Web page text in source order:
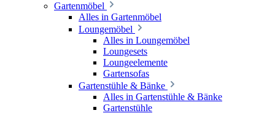
Gartenmöbel
Alles in Gartenmöbel
Loungemöbel
Alles in Loungemöbel
Loungesets
Loungeelemente
Gartensofas
Gartenstühle & Bänke
Alles in Gartenstühle & Bänke
Gartenstühle